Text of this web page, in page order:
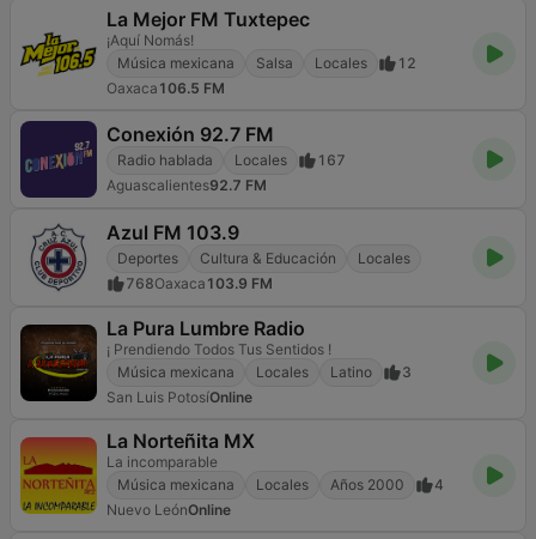
La Mejor FM Tuxtepec
¡Aquí Nomás!
Música mexicana
Salsa Locales
12
Oaxaca 106.5 FM
Conexión 92.7 FM
Radio hablada Locales
167
Aguascalientes92.7 FM
Azul FM 103.9
Deportes Cultura & Educación
Locales
768Oaxaca 103.9 FM
La Pura Lumbre Radio
¡ Prendiendo Todos Tus Sentidos !
Música mexicana
Locales Latino
3
San Luis PotosíOnline
La Norteñita MX
La incomparable
Música mexicana
Locales Años 2000
4
Nuevo LeónOnline